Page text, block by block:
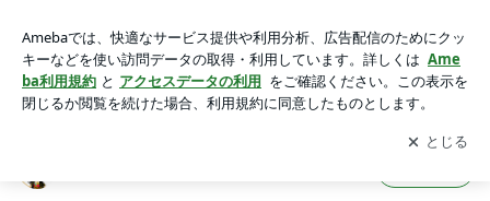
アプリをダウンロードして ブログの更新通知
を受け取りまし
ょう。
開く